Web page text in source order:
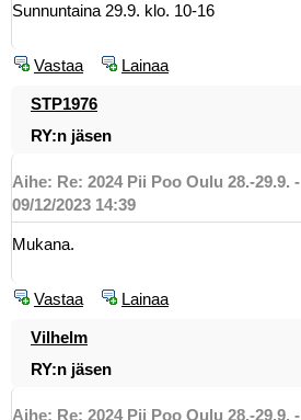
Sunnuntaina 29.9. klo. 10-16
Vastaa Lainaa
STP1976
RY:n jäsen
Aihe: Re: 2024 Pii Poo Oulu 28.-29.9. -
09/12/2023 14:39
Mukana.
Vastaa Lainaa
Vilhelm
RY:n jäsen
Aihe: Re: 2024 Pii Poo Oulu 28.-29.9. -